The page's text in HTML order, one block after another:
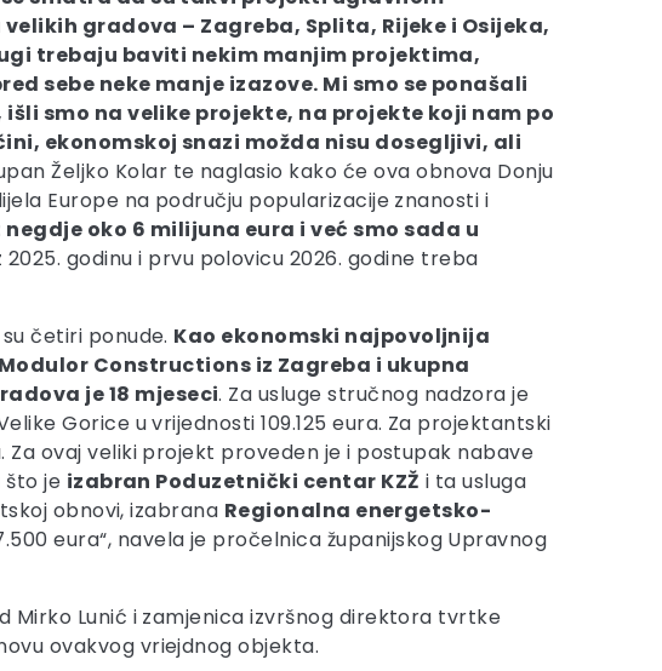
gradova – Zagreba, Splita, Rijeke i Osijeka,
trebaju baviti nekim manjim projektima,
sebe neke manje izazove. Mi smo se ponašali
smo na velike projekte, na projekte koji nam po
ekonomskoj snazi možda nisu dosegljivi, ali
Željko Kolar te naglasio kako će ova obnova Donju
Europe na području popularizacije znanosti i
oko 6 milijuna eura i već smo sada u
2025. godinu i prvu polovicu 2026. godine treba
četiri ponude. Kao ekonomski najpovoljnija
Constructions iz Zagreba i ukupna
je 18 mjeseci. Za usluge stručnog nadzora je
Gorice u vrijednosti 109.125 eura. Za projektantski
Za ovaj veliki projekt proveden je i postupak nabave
što je izabran Poduzetnički centar KZŽ i ta usluga
obnovi, izabrana Regionalna energetsko-
eura“, navela je pročelnica županijskog Upravnog
Mirko Lunić i zamjenica izvršnog direktora tvrtke
ovakvog vriejdnog objekta.